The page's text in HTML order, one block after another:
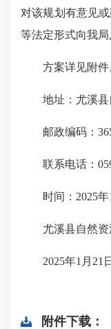
对该规划有意见
等法定形式向我局
方案详见附件
地址：尤溪县
邮政编码：
联系电话：
时间：2025年1
尤溪县自然资
2025年1月21日
附件下载：